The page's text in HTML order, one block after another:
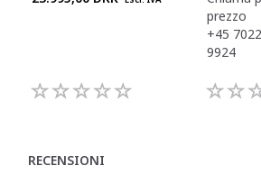
prezzo
+45
9924
RECENSIONI